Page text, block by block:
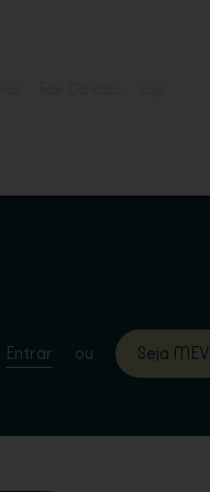
Entrar ou Seja MEV